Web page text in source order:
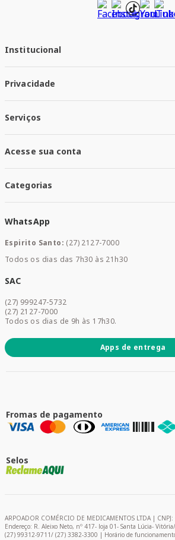
Institucional
Trabalhe conosco
Responsabilidade Social
Nossas Lojas
Privacidade
Política de Entrega
Trocas e Devoluções
Serviços
Santa Mais Exames
Santa Mais Serviços
Santa Mais Convenios
Acesse sua conta
Meus Pedidos
Categorias
Saúde e Bem-estar
Mamães e Bebê
Dermocosméticos
Promoções
WhatsApp
Espirito Santo: (27) 2127-7000
Todos os dias das 7h30 às 21h30
SAC
(27) 999247-5732
(27) 2127-7000
Todos os dias de 9h às 17h30.
Apps de entrega
Fromas de pagamento
Selos
ARPOADOR COMÉRCIO DE MEDICAMENTOS LTDA |
Endereço: R. Aleixo Neto, nº 417- loja 01- Santa Lúcia-
(27) 99312-9711/ (27) 3382-3300 | Horário de